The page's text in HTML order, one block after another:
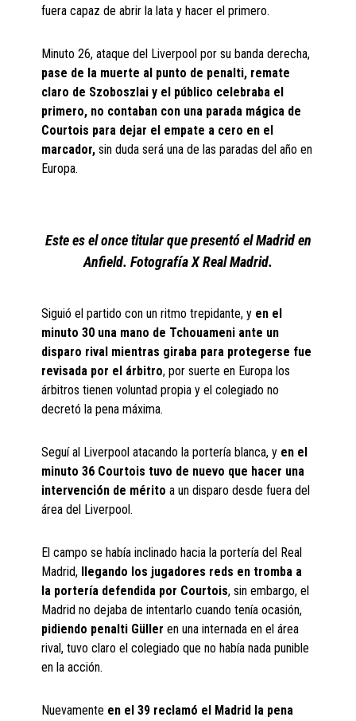
fuera capaz de abrir la lata y hacer el primero.
Minuto 26, ataque del Liverpool por su banda derecha,
pase de la muerte al punto de penalti, remate
claro de Szoboszlai y el público celebraba el
primero, no contaban con una parada mágica de
Courtois para dejar el empate a cero en el
marcador,sin duda será una de las paradas del año en
Europa.
Este es el once titular que presentó el Madrid en
Anfield. Fotografía X Real Madrid.
Siguió el partido con un ritmo trepidante, y en el
minuto 30 una mano de Tchouameni ante un
disparo rival mientras giraba para protegerse fue
revisada por el árbitro, por suerte en Europa los
árbitros tienen voluntad propia y el colegiado no
decretó la pena máxima.
Seguí al Liverpool atacando la portería blanca, y en el
minuto 36 Courtois tuvo de nuevo que hacer una
intervención de mérito a un disparo desde fuera del
área del Liverpool.
El campo se había inclinado hacia la portería del Real
Madrid, llegando los jugadores reds en tromba a
la portería defendida por Courtois, sin embargo, el
Madrid no dejaba de intentarlo cuando tenía ocasión,
pidiendo penalti Güller en una internada en el área
rival, tuvo claro el colegiado que no había nada punible
en la acción.
Nuevamente en el 39 reclamó el Madrid la pena